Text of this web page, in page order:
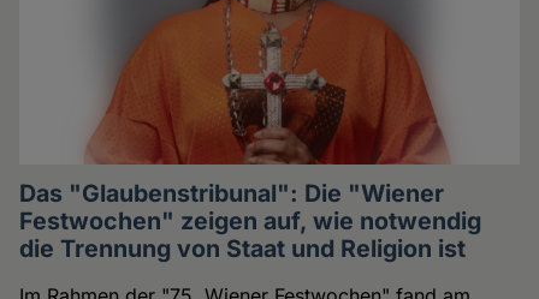
Das "Glaubenstribunal": Die "Wiener
Festwochen" zeigen auf, wie notwendig
die Trennung von Staat und Religion ist